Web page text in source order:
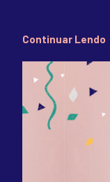
Continuar Lendo